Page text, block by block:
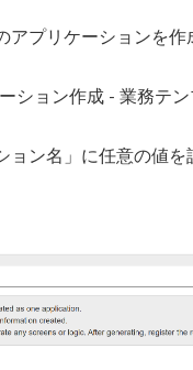
プリケーションを作
ション作成 - 業務テ
ョン名」に任意の値